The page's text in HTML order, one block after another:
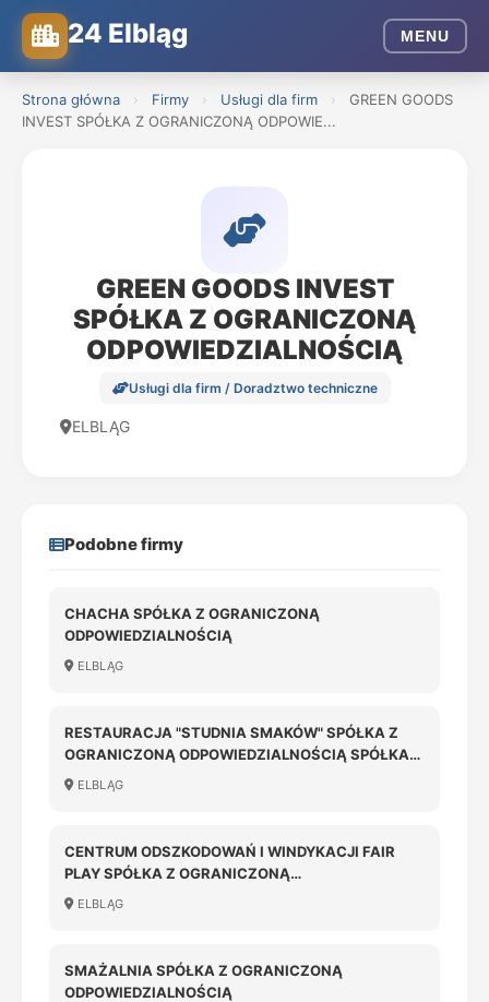
24 Elbląg MENU
Strona główna › Firmy › Usługi dla firm ›
GREEN GOODS
INVEST SPÓŁKA Z OGRANICZONĄ ODPOWIE...
GREEN GOODS INVEST
SPÓŁKA Z OGRANICZONĄ
ODPOWIEDZIALNOŚCIĄ
Usługi dla firm / Doradztwo techniczne
ELBLĄG
Podobne firmy
CHACHA SPÓŁKA Z OGRANICZONĄ
ODPOWIEDZIALNOŚCIĄ
ELBLĄG
RESTAURACJA "STUDNIA SMAKÓW" SPÓŁKA Z
OGRANICZONĄ ODPOWIEDZIALNOŚCIĄ SPÓŁKA
KOMANDYTOWA
ELBLĄG
CENTRUM ODSZKODOWAŃ I WINDYKACJI FAIR
PLAY SPÓŁKA Z OGRANICZONĄ
ODPOWIEDZIALNOŚCIĄ
ELBLĄG
SMAŻALNIA SPÓŁKA Z OGRANICZONĄ
ODPOWIEDZIALNOŚCIĄ